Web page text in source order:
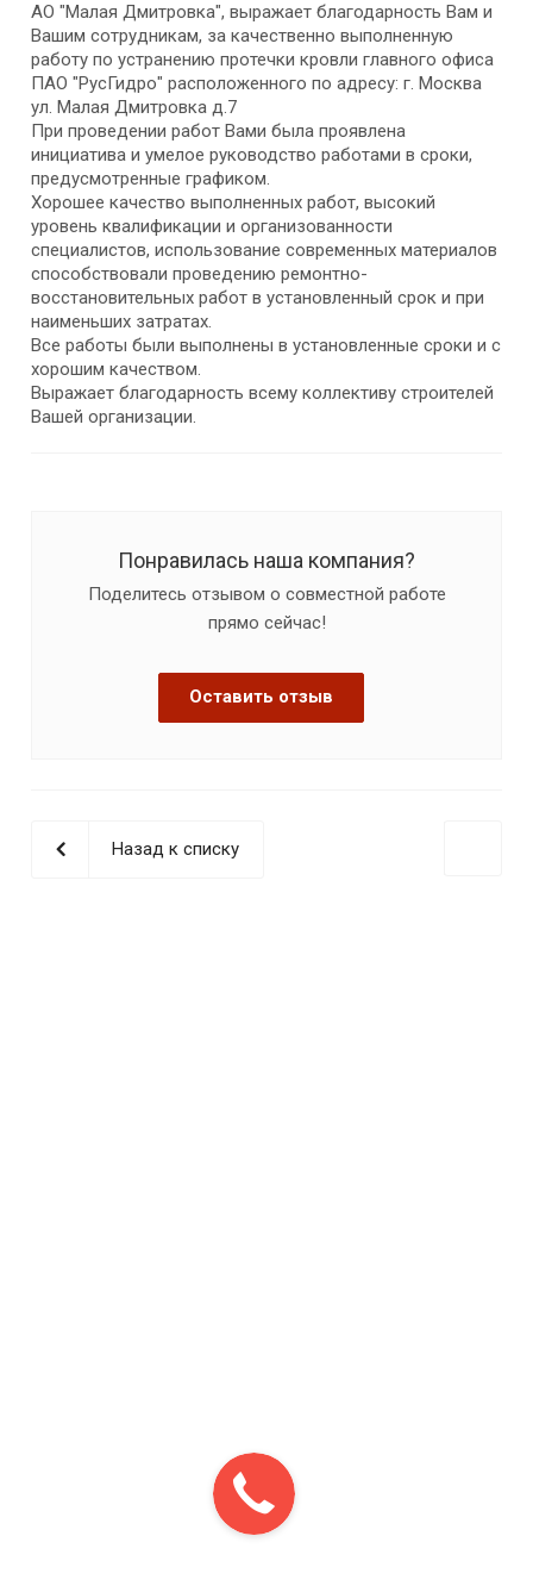
АО "Малая Дмитровка", выражает благодарность Вам и
Вашим сотрудникам, за качественно выполненную
работу по устранению протечки кровли главного офиса
ПАО "РусГидро" расположенного по адресу: г. Москва
ул. Малая Дмитровка д.7
При проведении работ Вами была проявлена
инициатива и умелое руководство работами в сроки,
предусмотренные графиком.
Хорошее качество выполненных работ, высокий
уровень квалификации и организованности
специалистов, использование современных материалов
способствовали проведению ремонтно-
восстановительных работ в установленный срок и при
наименьших затратах.
Все работы были выполнены в установленные сроки и с
хорошим качеством.
Выражает благодарность всему коллективу строителей
Вашей организации.
Понравилась наша компания?
Поделитесь отзывом о совместной работе
прямо сейчас!
Оставить отзыв
Назад к списку